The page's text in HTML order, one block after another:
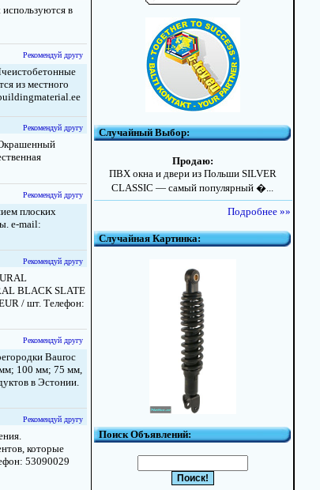
в
Рекомендуй другу
из местного
Рекомендуй другу
Рекомендуй другу
плоских
e-mail:
Рекомендуй другу
BLACK SLATE
/ шт. Телефон:
Рекомендуй другу
Bauroc
мм; 100 мм; 75 мм,
в Эстонии.
Рекомендуй другу
которые
53090029
Случайный Выбор:
Продаю:
ПВХ окна и двери из Польши SILVER
CLASSIC — самый популярный �...
Подробнее »»
Случайная Картинка:
Поиск Объявлений: